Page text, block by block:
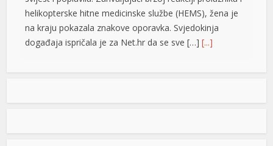
helikopterske hitne medicinske službe (HEMS), žena je
na kraju pokazala znakove oporavka. Svjedokinja
događaja ispričala je za Net.hr da se sve […][...]
Vučić: Ljudi razumiju koliko je neko uspješan i dobar ako
Predsjednik Srbije Aleksdandar Vučić izjavio
nadležne službe BiH pratile njegovu